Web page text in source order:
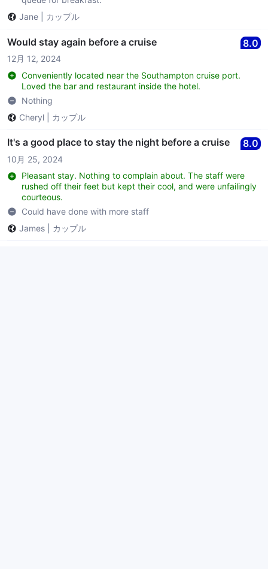
Jane
カップル
Would stay again before a cruise 8.0
12月 12, 2024
Conveniently located near the Southampton cruise port.
Loved the bar and restaurant inside the hotel.
Nothing
Cheryl
カップル
It's a good place to stay the night before a cruise 8.0
10月 25, 2024
Pleasant stay. Nothing to complain about. The staff were
rushed off their feet but kept their cool, and were unfailingly
courteous.
Could have done with more staff
James
カップル